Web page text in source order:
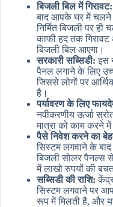
बिजली बिल में
बाद आपके घर में चलने
निर्मित बिजली पर
काफी हद तक
बिजली बिल आएगा।
सरकारी सब्सिडी:इस
पैनल लगाने के लिए
जिससे लोगों पर
है।
पर्यावरण के लिए
नवीकरणीय ऊर्जा
मात्रा को काम करने
पैसे निवेश करने का
सिस्टम लगवाने के
बिजली सोलर पैनल्स से
में लाखो रुपयों की
सब्सिडी की राशि:
सिस्टम लगवाने पर
रूप में मिलती है, और